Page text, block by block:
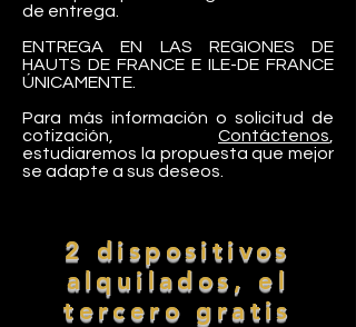
de entrega.
ENTREGA EN LAS REGIONES DE
HAUTS DE FRANCE E ILE-DE FRANCE
ÚNICAMENTE.
Para más información o solicitud de
cotización, Contáctenos
estudiaremos la propuesta que mejor
se adapte a sus deseos.
2 dispositivos
alquilados, el
tercero gratis